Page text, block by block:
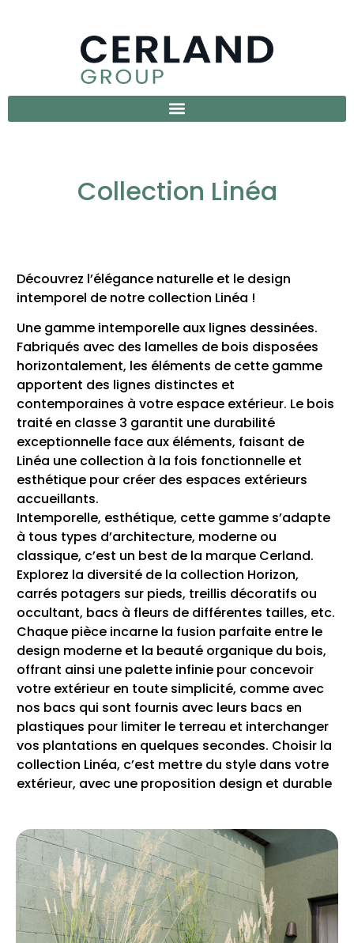
Collection Linéa
Découvrez l’élégance naturelle et le design
intemporel de notre collection Linéa !
Une gamme intemporelle aux lignes dessinées.
Fabriqués avec des lamelles de bois disposées
horizontalement, les éléments de cette gamme
apportent des lignes distinctes et
contemporaines à votre espace extérieur. Le bois
traité en classe 3 garantit une durabilité
exceptionnelle face aux éléments, faisant de
Linéa une collection à la fois fonctionnelle et
esthétique pour créer des espaces extérieurs
accueillants.
Intemporelle, esthétique, cette gamme s’adapte
à tous types d’architecture, moderne ou
classique, c’est un best de la marque Cerland.
Explorez la diversité de la collection Horizon,
carrés potagers sur pieds, treillis décoratifs ou
occultant, bacs à fleurs de différentes tailles, etc.
Chaque pièce incarne la fusion parfaite entre le
design moderne et la beauté organique du bois,
offrant ainsi une palette infinie pour concevoir
votre extérieur en toute simplicité, comme avec
nos bacs qui sont fournis avec leurs bacs en
plastiques pour limiter le terreau et interchanger
vos plantations en quelques secondes. Choisir la
collection Linéa, c’est mettre du style dans votre
extérieur, avec une proposition design et durable